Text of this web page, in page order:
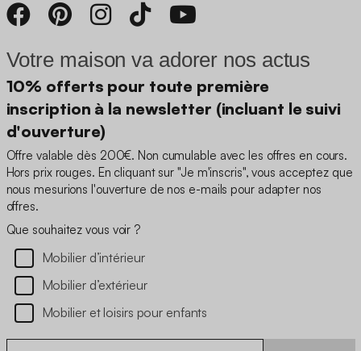
Votre maison va adorer nos actus
10% offerts pour toute première
inscription à la newsletter (incluant le suivi
d'ouverture)
Offre valable dès 200€. Non cumulable avec les offres en cours.
Hors prix rouges. En cliquant sur "Je m'inscris", vous acceptez que
nous mesurions l'ouverture de nos e-mails pour adapter nos
offres.
Que souhaitez vous voir ?
Mobilier d’intérieur
Mobilier d’extérieur
Mobilier et loisirs pour enfants